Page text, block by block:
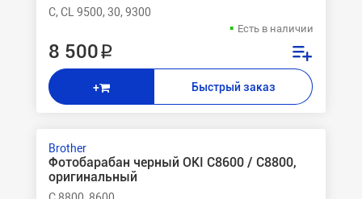
C, CL 9500, 30, 9300
Есть в наличии
8 500 ₽
+ Быстрый заказ
Brother
Фотобарабан черный OKI C8600 / C8800,
оригинальный